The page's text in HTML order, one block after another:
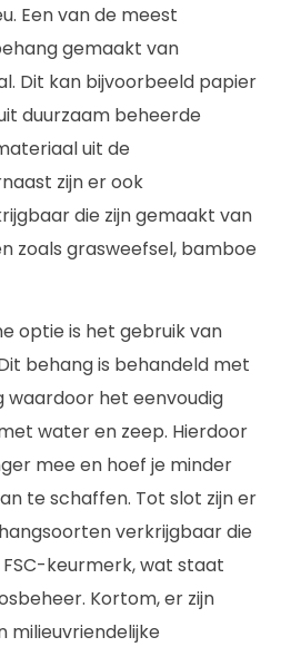
Een van de meest
gemaakt van
Dit kan bijvoorbeeld papier
duurzaam beheerde
uit de
zijn er ook
die zijn gemaakt van
zoals grasweefsel, bamboe
optie is het gebruik van
behang is behandeld met
waardoor het eenvoudig
water en zeep. Hierdoor
mee en hoef je minder
te schaffen. Tot slot zijn er
verkrijgbaar die
keurmerk, wat staat
Kortom, er zijn
milieuvriendelijke